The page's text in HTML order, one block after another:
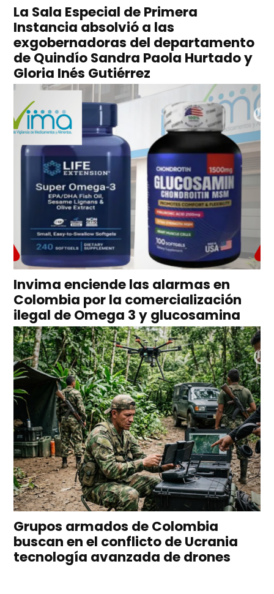
La Sala Especial de Primera
Instancia absolvió a las
exgobernadoras del departamento
de Quindío Sandra Paola Hurtado y
Gloria Inés Gutiérrez
Invima enciende las alarmas en
Colombia por la comercialización
ilegal de Omega 3 y glucosamina
Grupos armados de Colombia
buscan en el conflicto de Ucrania
tecnología avanzada de drones